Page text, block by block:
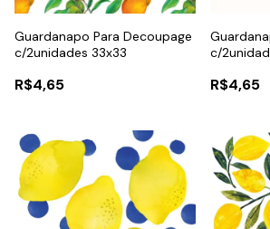
Guardanapo Para Decoupage
c/2unidades 33x33
R$4,65
c/
R$4,65